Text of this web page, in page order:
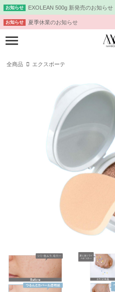
お知らせ EXOLEAN 500g 新発売のお知らせ
お知らせ 夏季休業のお知らせ
全商品 エクスボーテ